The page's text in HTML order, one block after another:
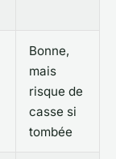
Bonne,
mais
risque de
casse si
tombée